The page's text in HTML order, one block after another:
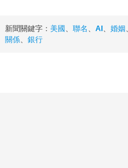
新聞關鍵字： 美國 聯名 AI 婚姻
關係
銀行